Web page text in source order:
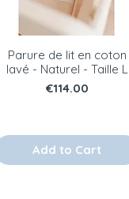
Parure de lit en coton
lavé - Naturel - Taille L
Price
€114.00
Add to Cart